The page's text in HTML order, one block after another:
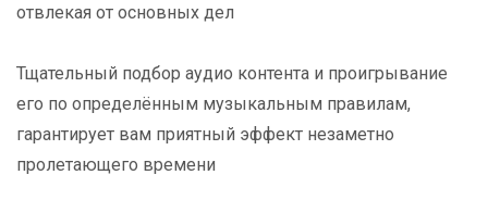
отвлекая от основных дел
Тщательный подбор аудио контента и проигрывание
его по определённым музыкальным правилам,
гарантирует вам приятный эффект незаметно
пролетающего времени